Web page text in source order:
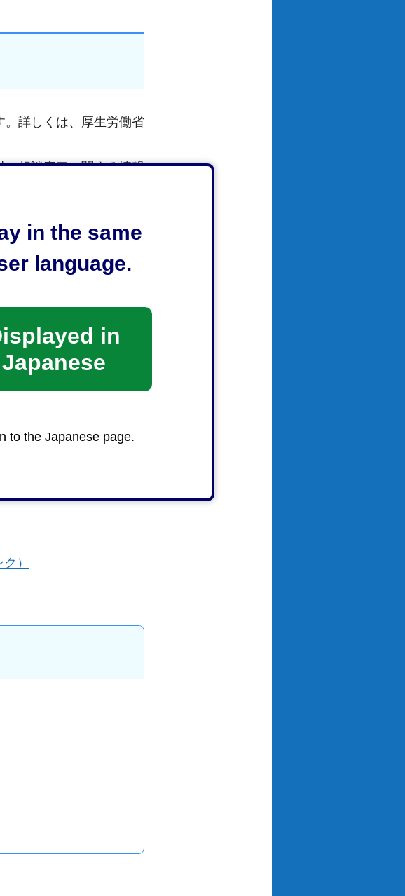
in the same
language.
in
Japanese
to the Japanese page.
。詳しくは、厚生労働省
・相談窓口に関する情報
をご確認下さい。
政法人高齢・障害・求
部サイトへリンク）
に不足が生じている場
用調整金・報奨金等の
）